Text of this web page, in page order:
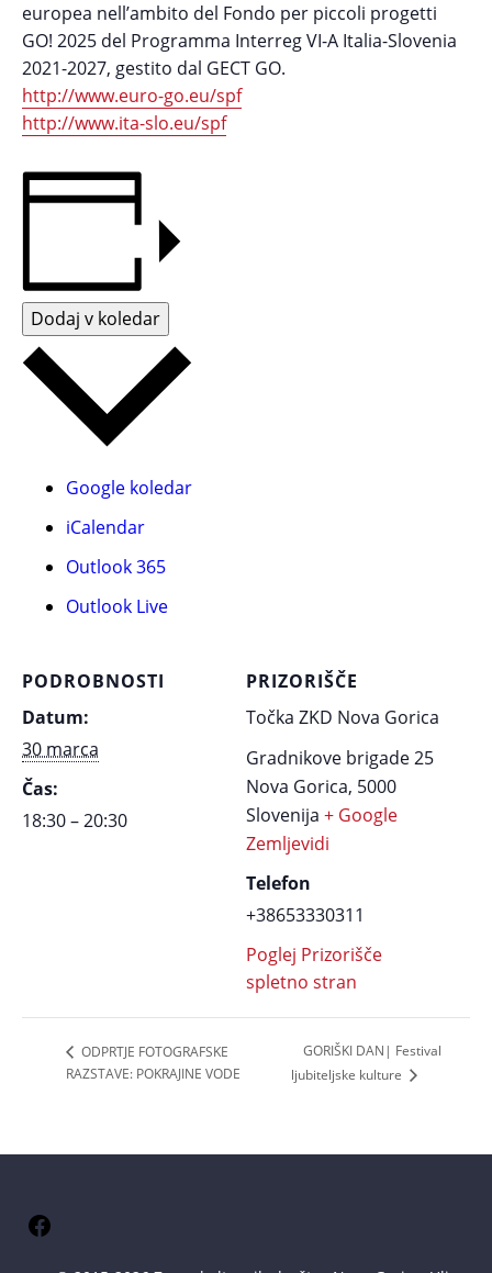
europea nell’ambito del Fondo per piccoli progetti
GO! 2025 del Programma Interreg VI-A Italia-Slovenia
2021-2027, gestito dal GECT GO.
http://www.euro-go.eu/spf
http://www.ita-slo.eu/spf
Dodaj v koledar
Google koledar
iCalendar
Outlook 365
Outlook Live
PODROBNOSTI
Datum:
30 marca
Čas:
18:30 – 20:30
PRIZORIŠČE
Točka ZKD Nova Gorica
Gradnikove brigade 25
Nova Gorica, 5000
Slovenija + Google
Zemljevidi
Telefon
+38653330311
Poglej Prizorišče
spletno stran
ODPRTJE FOTOGRAFSKE
RAZSTAVE: POKRAJINE VODE
GORIŠKI DAN| Festival
ljubiteljske kulture
Facebook